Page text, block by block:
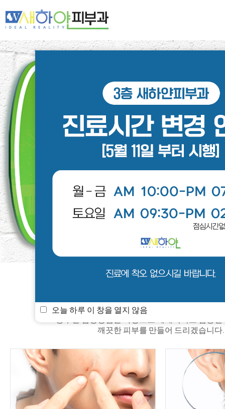
오늘 하루 이 창을 열지 않음
새하얀 네트워크
기미·색소·홍조
주름·탄력
제모·모발
피부클리닉
레이저클리닉
스페셜클리닉
새하얀 소식
진료안내
깨끗한 피부를 만들어 드리겠습니다.